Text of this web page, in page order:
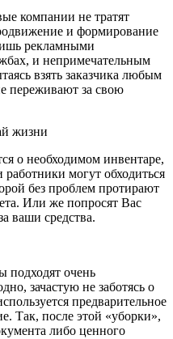
компании не тратят
и формирование
рекламными
и непримечательным
взять заказчика любым
переживают за свою
жизни
о необходимом инвентаре,
могут обходиться
без проблем протирают
Или же попросят Вас
ваши средства.
подходят очень
зачастую не заботясь о
предварительное
Так, после этой «уборки»,
либо ценного